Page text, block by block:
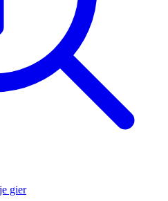
gier